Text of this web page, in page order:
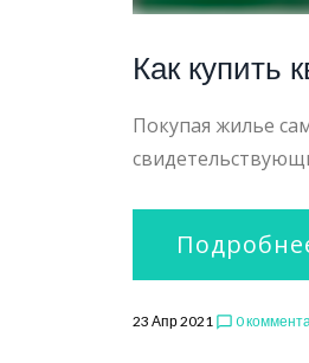
Как купить
Покупая жилье
23 Апр 2021 chat_bubble_outline 0